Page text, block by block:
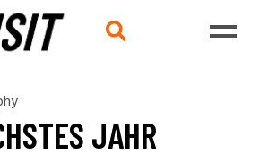
JAHR